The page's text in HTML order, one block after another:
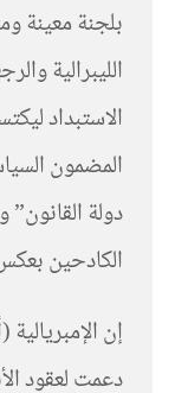
بلجنة معينة
الليبرالية
الاستبداد
المضمون
دولة
الكادحين
إن
دعمت لعقود